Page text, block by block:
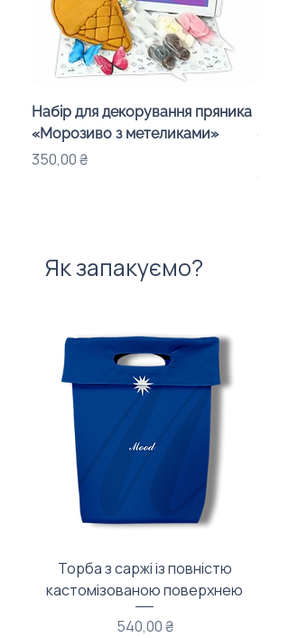
Набір для декорування пряника
«Морозиво з метеликами»
Ціна
350,00 ₴
Ціна
1
Як запакуємо?
Торба з саржі із повністю
кастомізованою поверхнею
Ціна
540,00 ₴